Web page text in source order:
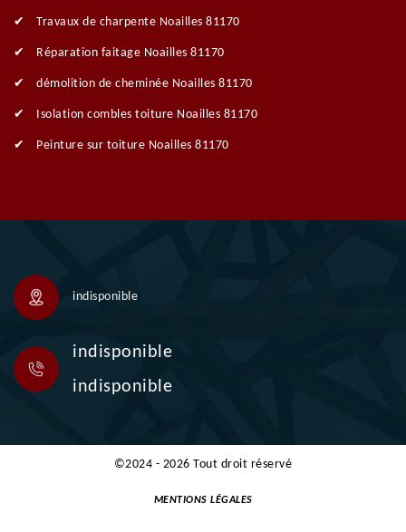
Travaux de charpente Noailles 81170
Réparation faitage Noailles 81170
démolition de cheminée Noailles 81170
Isolation combles toiture Noailles 81170
Peinture sur toiture Noailles 81170
indisponible
indisponible
indisponible
©2024 - 2026 Tout droit réservé
MENTIONS LÉGALES